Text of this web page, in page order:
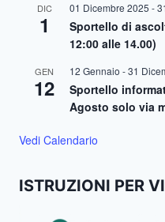
DIC
1
01 Dicembre 2025 -
Sportello di
12:00 alle 14.00)
GEN
12
12 Gennaio -31
Sportello
Agosto solo via
Vedi Calendario
ISTRUZIONI PER